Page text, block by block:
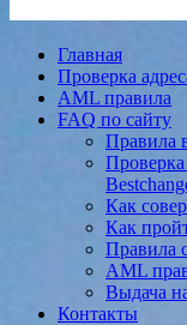
Главная
Проверка
AML правила
FAQ по сайту
Правила
Как
Как
Правила
AML
Выдача
Контакты